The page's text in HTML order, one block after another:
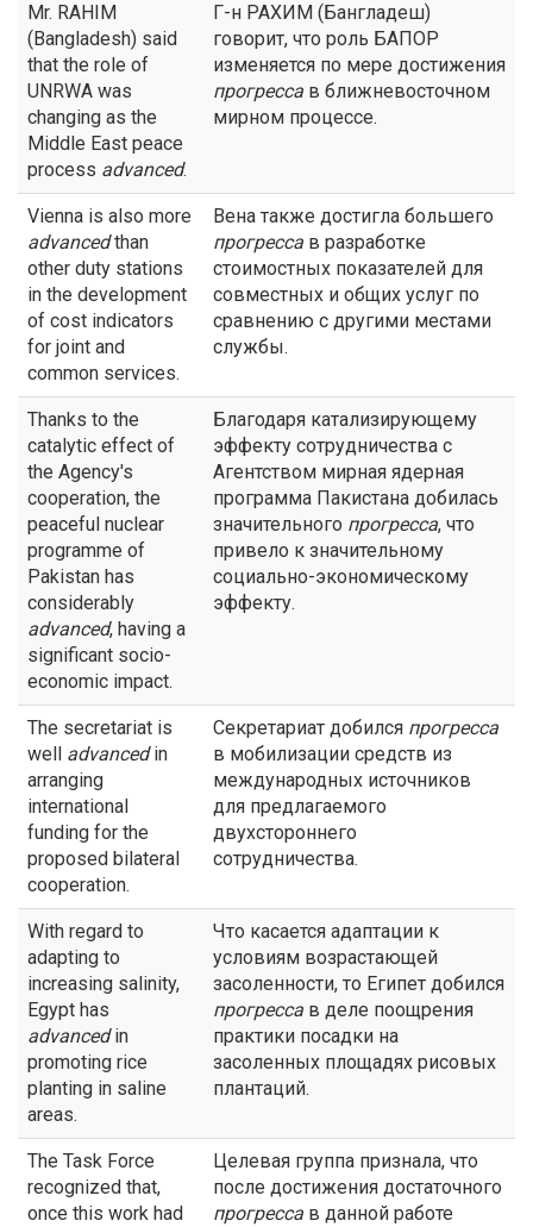
Mr. RAHIM
(Bangladesh) said
that the role of
UNRWA was
changing as the
Middle East peace
process advanced.
Г-н РАХИМ (Бангладеш)
говорит, что роль БАПОР
изменяется по мере достижения
прогресса в ближневосточном
мирном процессе.
Vienna is also more
advancedthan
other duty stations
in the development
of cost indicators
for joint and
common services.
Вена также достигла большего
прогресса в разработке
стоимостных показателей для
совместных и общих услуг по
сравнению с другими местами
службы.
Thanks to the
catalytic effect of
the Agency's
cooperation, the
peaceful nuclear
programme of
Pakistan has
considerably
advanced, having a
significant socio-
economic impact.
Благодаря катализирующему
эффекту сотрудничества с
Агентством мирная ядерная
программа Пакистана добилась
значительного прогресса, что
привело к значительному
социально-экономическому
эффекту.
The secretariat is
well advancedin
arranging
international
funding for the
proposed bilateral
cooperation.
Секретариат добился прогресса
в мобилизации средств из
международных источников
для предлагаемого
двухстороннего
сотрудничества.
With regard to
adapting to
increasing salinity,
Egypt has
advancedin
promoting rice
planting in saline
areas.
Что касается адаптации к
условиям возрастающей
засоленности, то Египет добился
прогресса в деле поощрения
практики посадки на
засоленных площадях рисовых
плантаций.
The Task Force
recognized that,
once this work had
Целевая группа признала, что
после достижения достаточного
прогресса в данной работе